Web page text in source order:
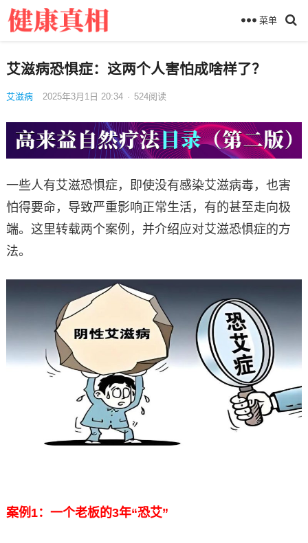
菜单
艾滋病恐惧症：这两个人害怕成啥样了？
艾滋病 2025年3月1日 20:34 · 524阅读
一些人有艾滋恐惧症，即使没有感染艾滋病毒，也害
怕得要命，导致严重影响正常生活，有的甚至走向极
端。这里转载两个案例，并介绍应对艾滋恐惧症的方
法。
案例1：一个老板的3年“恐艾”